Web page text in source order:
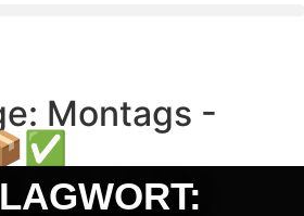
Montags -